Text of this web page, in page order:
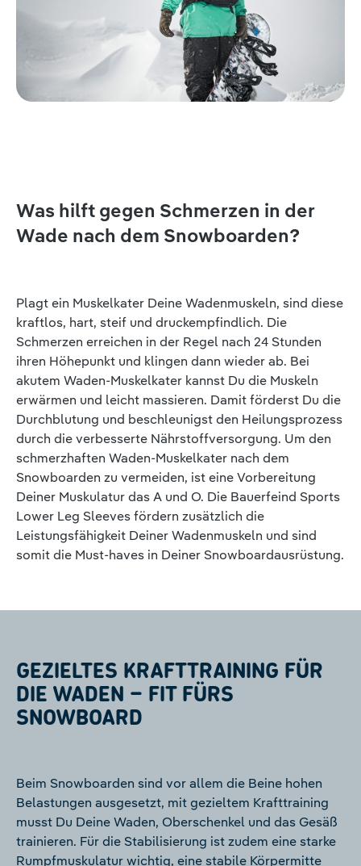
Was hilft gegen Schmerzen in der
Wade nach dem Snowboarden?
Plagt ein Muskelkater Deine Wadenmuskeln, sind diese
kraftlos, hart, steif und druckempfindlich. Die
Schmerzen erreichen in der Regel nach 24 Stunden
ihren Höhepunkt und klingen dann wieder ab. Bei
akutem Waden-Muskelkater kannst Du die Muskeln
erwärmen und leicht massieren. Damit förderst Du die
Durchblutung und beschleunigst den Heilungsprozess
durch die verbesserte Nährstoffversorgung. Um den
schmerzhaften Waden-Muskelkater nach dem
Snowboarden zu vermeiden, ist eine Vorbereitung
Deiner Muskulatur das A und O. Die Bauerfeind Sports
Lower Leg Sleeves fördern zusätzlich die
Leistungsfähigkeit Deiner Wadenmuskeln und sind
somit die Must-haves in Deiner Snowboardausrüstung.
GEZIELTES KRAFTTRAINING FÜR
DIE WADEN – FIT FÜRS
SNOWBOARD
Beim Snowboarden sind vor allem die Beine hohen
Belastungen ausgesetzt, mit gezieltem Krafttraining
musst Du Deine Waden, Oberschenkel und das Gesäß
trainieren. Für die Stabilisierung ist zudem eine starke
Rumpfmuskulatur wichtig, eine stabile Körpermitte